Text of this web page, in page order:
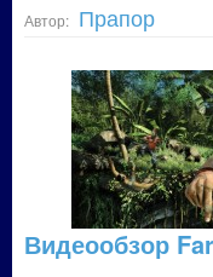
Автор: Прапор
Видеообзор